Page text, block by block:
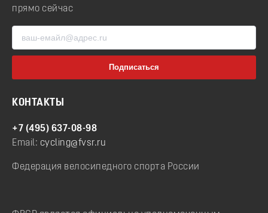
прямо сейчас
КОНТАКТЫ
+7 (495) 637-08-98
Email: cycling@fvsr.ru
Федерация велосипедного спорта России